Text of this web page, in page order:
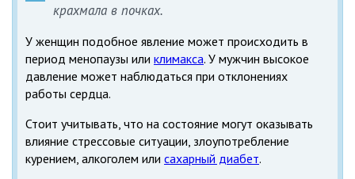
крахмала в почках.
У женщин подобное явление может происходить в
период менопаузы или климакса. У мужчин высокое
давление может наблюдаться при отклонениях
работы сердца.
Стоит учитывать, что на состояние могут оказывать
влияние стрессовые ситуации, злоупотребление
курением, алкоголем или сахарный диабет.